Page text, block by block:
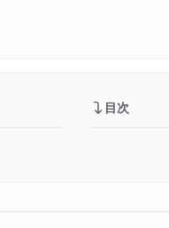
目次